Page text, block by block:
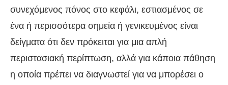
συνεχόμενος πόνος στο κεφάλι, εστιασμένος σε
ένα ή περισσότερα σημεία ή γενικευμένος είναι
δείγματα ότι δεν πρόκειται για μια απλή
περιστασιακή περίπτωση, αλλά για κάποια πάθηση
η οποία πρέπει να διαγνωστεί για να μπορέσει ο